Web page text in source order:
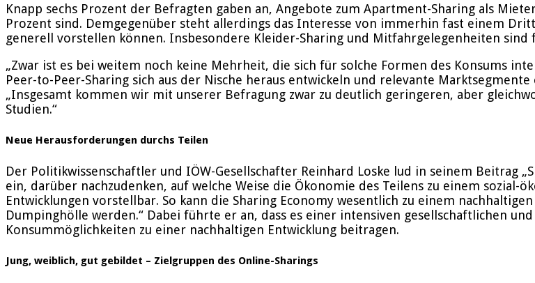
Knapp sechs Prozent der Befragten gaben an, Angebote zum Apartment-Sharing als
Prozent sind. Demgegenüber steht allerdings das Interesse von immerhin fast einem
generell vorstellen können. Insbesondere Kleider-Sharing und Mitfahrgelegenheiten
„Zwar ist es bei weitem noch keine Mehrheit, die sich für solche Formen des Konsums
Peer-to-Peer-Sharing sich aus der Nische heraus entwickeln und relevante
„Insgesamt kommen wir mit unserer Befragung zwar zu deutlich geringeren, aber
Studien.“
Neue Herausforderungen durchs Teilen
Der Politikwissenschaftler und IÖW-Gesellschafter Reinhard Loske lud in seinem Beitrag
ein, darüber nachzudenken, auf welche Weise die Ökonomie des Teilens zu einem sozial-
Entwicklungen vorstellbar. So kann die Sharing Economy wesentlich zu einem
Dumpinghölle werden.“ Dabei führte er an, dass es einer intensiven gesellschaftlichen
Konsummöglichkeiten zu einer nachhaltigen Entwicklung beitragen.
Jung, weiblich, gut gebildet – Zielgruppen des Online-Sharings